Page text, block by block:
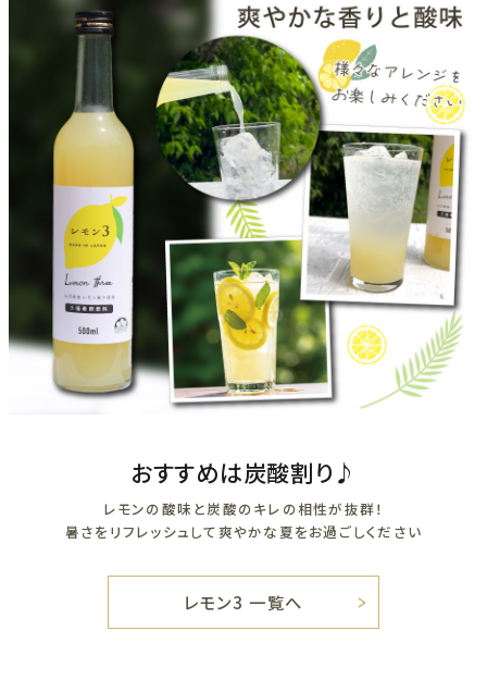
おすすめは炭酸割り♪
レモンの酸味と炭酸のキレの相性が抜群！
暑さをリフレッシュして爽やかな夏をお過ごしください
レモン3 一覧へ